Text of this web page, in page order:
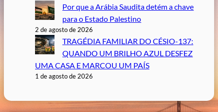
Por que a Arábia Saudita detém a chave
para o Estado Palestino
2 de agosto de 2026
TRAGÉDIA FAMILIAR DO CÉSIO-137:
QUANDO UM BRILHO AZUL DESFEZ
UMA CASA E MARCOU UM PAÍS
1 de agosto de 2026